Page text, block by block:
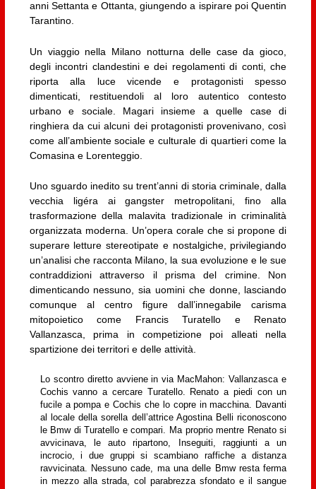
anni Settanta e Ottanta, giungendo a ispirare poi Quentin
Tarantino.
Un viaggio nella Milano notturna delle case da gioco,
degli incontri clandestini e dei regolamenti di conti, che
riporta alla luce vicende e protagonisti spesso
dimenticati, restituendoli al loro autentico contesto
urbano e sociale. Magari insieme a quelle case di
ringhiera da cui alcuni dei protagonisti provenivano, così
come all’ambiente sociale e culturale di quartieri come la
Comasina e Lorenteggio.
Uno sguardo inedito su trent’anni di storia criminale, dalla
vecchia ligéra ai gangster metropolitani, fino alla
trasformazione della malavita tradizionale in criminalità
organizzata moderna. Un’opera corale che si propone di
superare letture stereotipate e nostalgiche, privilegiando
un’analisi che racconta Milano, la sua evoluzione e le sue
contraddizioni attraverso il prisma del crimine. Non
dimenticando nessuno, sia uomini che donne, lasciando
comunque al centro figure dall’innegabile carisma
mitopoietico come Francis Turatello e Renato
Vallanzasca, prima in competizione poi alleati nella
spartizione dei territori e delle attività.
Lo scontro diretto avviene in via MacMahon: Vallanzasca e
Cochis vanno a cercare Turatello. Renato a piedi con un
fucile a pompa e Cochis che lo copre in macchina. Davanti
al locale della sorella dell’attrice Agostina Belli riconoscono
le Bmw di Turatello e compari. Ma proprio mentre Renato si
avvicinava, le auto ripartono, Inseguiti, raggiunti a un
incrocio, i due gruppi si scambiano raffiche a distanza
ravvicinata. Nessuno cade, ma una delle Bmw resta ferma
in mezzo alla strada, col parabrezza sfondato e il sangue